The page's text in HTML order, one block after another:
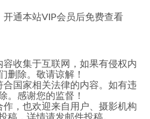
通本站VIP会员后免费查看
收集于互联网，如果有侵权内
删除。敬请谅解！
国家相关法律的内容。如有违
。感谢您的监督！
，也欢迎来自用户、摄影机构